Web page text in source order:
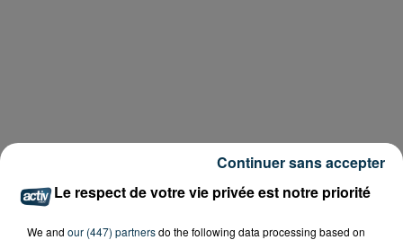
Le respect de votre vie privée est notre priorité
We and our (447) partnersdo the following data processing based on
Continuer sans accepter